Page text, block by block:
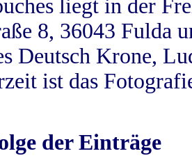
liegt in der
8, 36043 Fulda
Deutsch Krone,
ist das
der Einträge